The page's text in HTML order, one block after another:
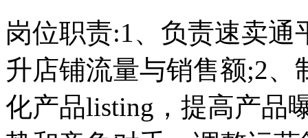
岗位职责:1、负责速卖
升店铺流量与销售额;2
化产品listing，提高产品